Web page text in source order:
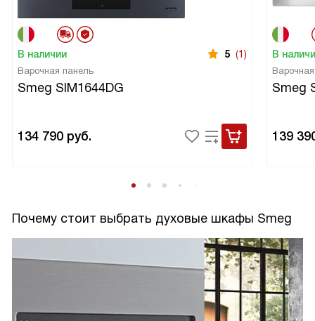
В наличии 5 (1)
Варочная панель
Smeg SIM1644DG
134 790 руб.
В
Smeg
139
Почему стоит выбрать духовые шкафы Smeg